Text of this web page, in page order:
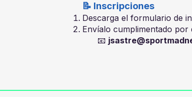
📝 Inscripciones
Descarga el formulario de
Envíalo cumplimentado por
📧